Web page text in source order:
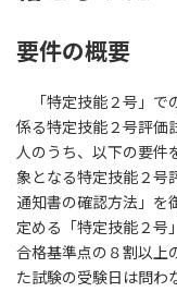
要件の概要
「特定技能２号」で
係る特定技能２号評価
人のうち、以下の要
象となる特定技能２号
通知書の確認方法」
定める「特定技能２号
合格基準点の８割以上
た試験の受験日は問わ